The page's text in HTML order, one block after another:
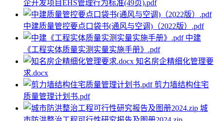
企开发项目EHS管理行为标准(49页).pdf
中建质量管控要点口袋书(通风与空调)（2022版）.pdf
中建
《工程实体质量实测实量实施手册》.pdf
知名房企精细化管理要
求.docx
剪力墙结构住宅
质量管理计划书.pdf
城